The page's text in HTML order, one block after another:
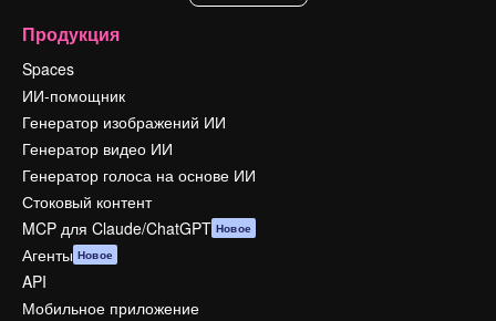
Продукция
Spaces
ИИ-помощник
Генератор изображений ИИ
Генератор видео ИИ
Генератор голоса на основе ИИ
Стоковый контент
MCP для Claude/ChatGPT Новое
Агенты Новое
API
Мобильное приложение